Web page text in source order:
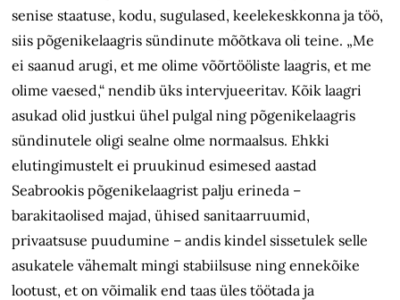
senise staatuse, kodu, sugulased, keelekeskkonna ja töö,
siis põgenikelaagris sündinute mõõtkava oli teine. „Me
ei saanud arugi, et me olime võõrtööliste laagris, et me
olime vaesed,“ nendib üks intervjueeritav. Kõik laagri
asukad olid justkui ühel pulgal ning põgenikelaagris
sündinutele oligi sealne olme normaalsus. Ehkki
elutingimustelt ei pruukinud esimesed aastad
Seabrookis põgenikelaagrist palju erineda –
barakitaolised majad, ühised sanitaarruumid,
privaatsuse puudumine – andis kindel sissetulek selle
asukatele vähemalt mingi stabiilsuse ning ennekõike
lootust, et on võimalik end taas üles töötada ja